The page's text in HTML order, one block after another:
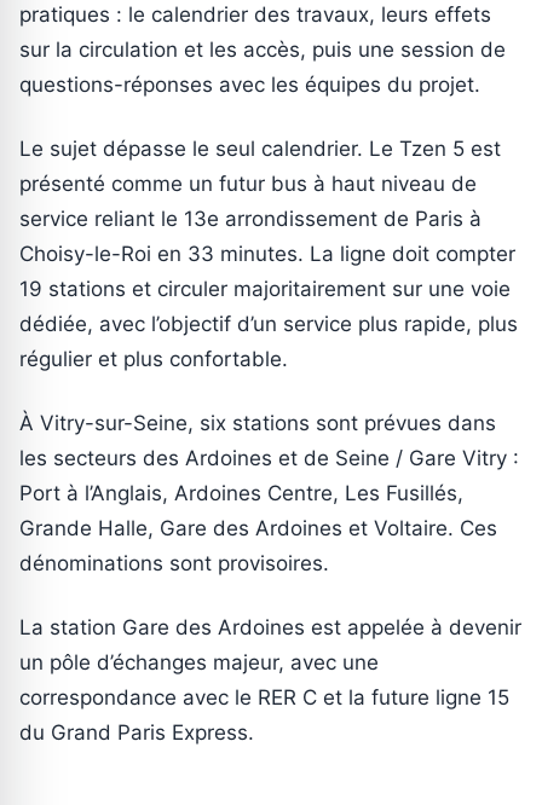
pratiques : le calendrier des travaux, leurs effets
sur la circulation et les accès, puis une session de
questions-réponses avec les équipes du projet.
Le sujet dépasse le seul calendrier. Le Tzen 5 est
présenté comme un futur bus à haut niveau de
service reliant le 13e arrondissement de Paris à
Choisy-le-Roi en 33 minutes. La ligne doit compter
19 stations et circuler majoritairement sur une voie
dédiée, avec l’objectif d’un service plus rapide, plus
régulier et plus confortable.
À Vitry-sur-Seine, six stations sont prévues dans
les secteurs des Ardoines et de Seine / Gare Vitry :
Port à l’Anglais, Ardoines Centre, Les Fusillés,
Grande Halle, Gare des Ardoines et Voltaire. Ces
dénominations sont provisoires.
La station Gare des Ardoines est appelée à devenir
un pôle d’échanges majeur, avec une
correspondance avec le RER C et la future ligne 15
du Grand Paris Express.